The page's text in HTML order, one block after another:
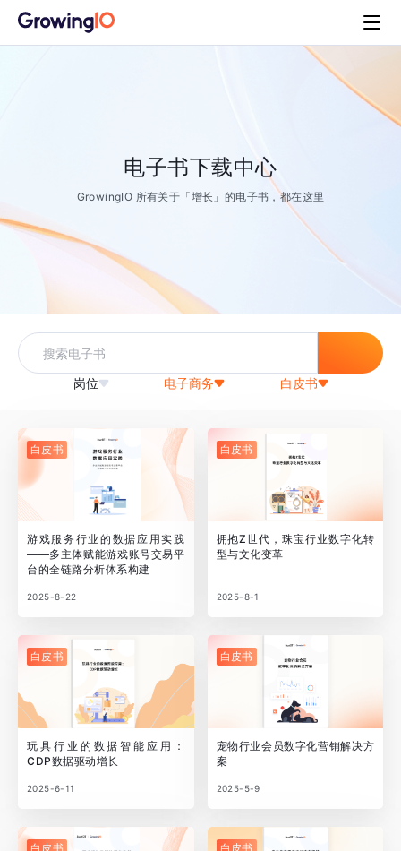
电子书下载中心
GrowingIO 所有关于「增长」的电子书，都在这里
岗位 电子商务 白皮书
白皮书
游戏服务行业的数据应用实践
——多主体赋能游戏账号交易平
台的全链路分析体系构建
2025-8-22
白皮书
拥抱Z世代，珠宝行业数字化转
型与文化变革
2025-8-1
白皮书
玩具行业的数据智能应用：
CDP数据驱动增长
2025-6-11
白皮书
宠物行业会员数字化营销解决方
案
2025-5-9
白皮书 白皮书